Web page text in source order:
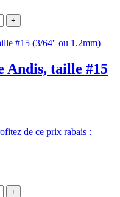
+
Andis, taille #15
de ce prix rabais :
+